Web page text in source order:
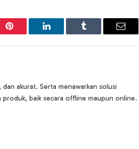
Pinterest LinkedIn Tumblr Email
akurat. Serta menawarkan solusi
baik secara offline maupun online.